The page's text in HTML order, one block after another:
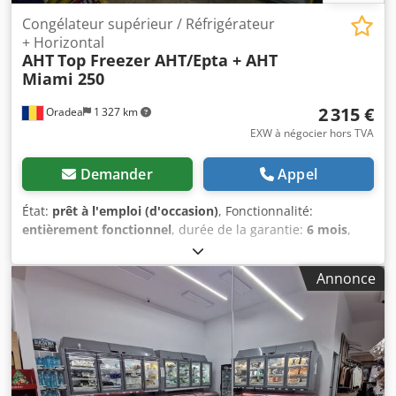
Oradea 1 327 km
Congélateur supérieur / Réfrigérateur
+ Horizontal
AHTTop Freezer AHT/Epta + AHT
Miami 250
2 315 €
EXW à négocier hors TVA
Demander Appel
État: prêt à l'emploi (d'occasion), Fonctionnalité:
entièrement fonctionnel, durée de la garantie: 6 mois,
Prix disponible pour la configuration ci-dessous :
Congélateur supérieur AHT Kinley ou Epta 250 combiné
avec un meuble horizontal AHT Miami non reconditionné,
mais testé et système de grille complet à l'intérieur
(étagères et séparateurs), joints du couvercle en verre
changés. Fun Ice SRL est le représentant d'AHT en
Roumanie depuis plus de 25 ans Revendeur AHT
d'équipements neufs et d'occasion Livraison rapide, dans
Annonce